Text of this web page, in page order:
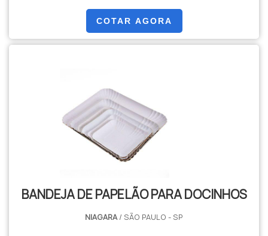
importantes para o meio ambiente e para a
sustentabilidade. Elas ainda são resistentes e
duradouras, realizando um excelente papel.O
COTAR AGORA
BANDEJA DE PAPELÃO PARA DOCINHOS
NIAGARA/ SÃO PAULO - SP